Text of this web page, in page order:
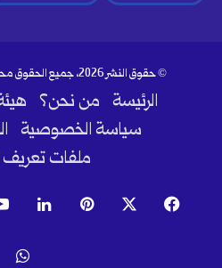
© حقوق النشر 2026، جميع الحقوق محفوظة |
الرئيسة من نحن؟
سياسة الخصوصية
ملفات تعريف
فيسبوك بينتيريست